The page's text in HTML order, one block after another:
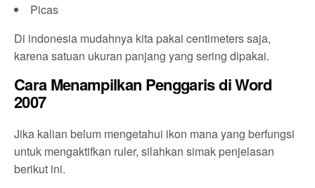
Picas
Di indonesia mudahnya kita pakai centimeters saja,
karena satuan ukuran panjang yang sering dipakai.
Cara Menampilkan Penggaris di Word
2007
Jika kalian belum mengetahui ikon mana yang berfungsi
untuk mengaktifkan ruler, silahkan simak penjelasan
berikut ini.